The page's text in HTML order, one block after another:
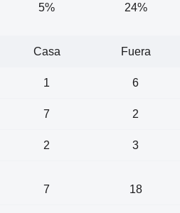
5% 24%
Casa Fuera
1 6
7 2
2 3
7 18